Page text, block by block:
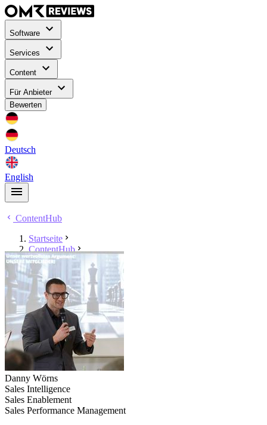
Software
Services
Content
Für Anbieter
Bewerten
Deutsch
English
ContentHub
Startseite
ContentHub
Danny Wörns
Danny Wörns
Sales Intelligence
Sales Enablement
Sales Performance Management